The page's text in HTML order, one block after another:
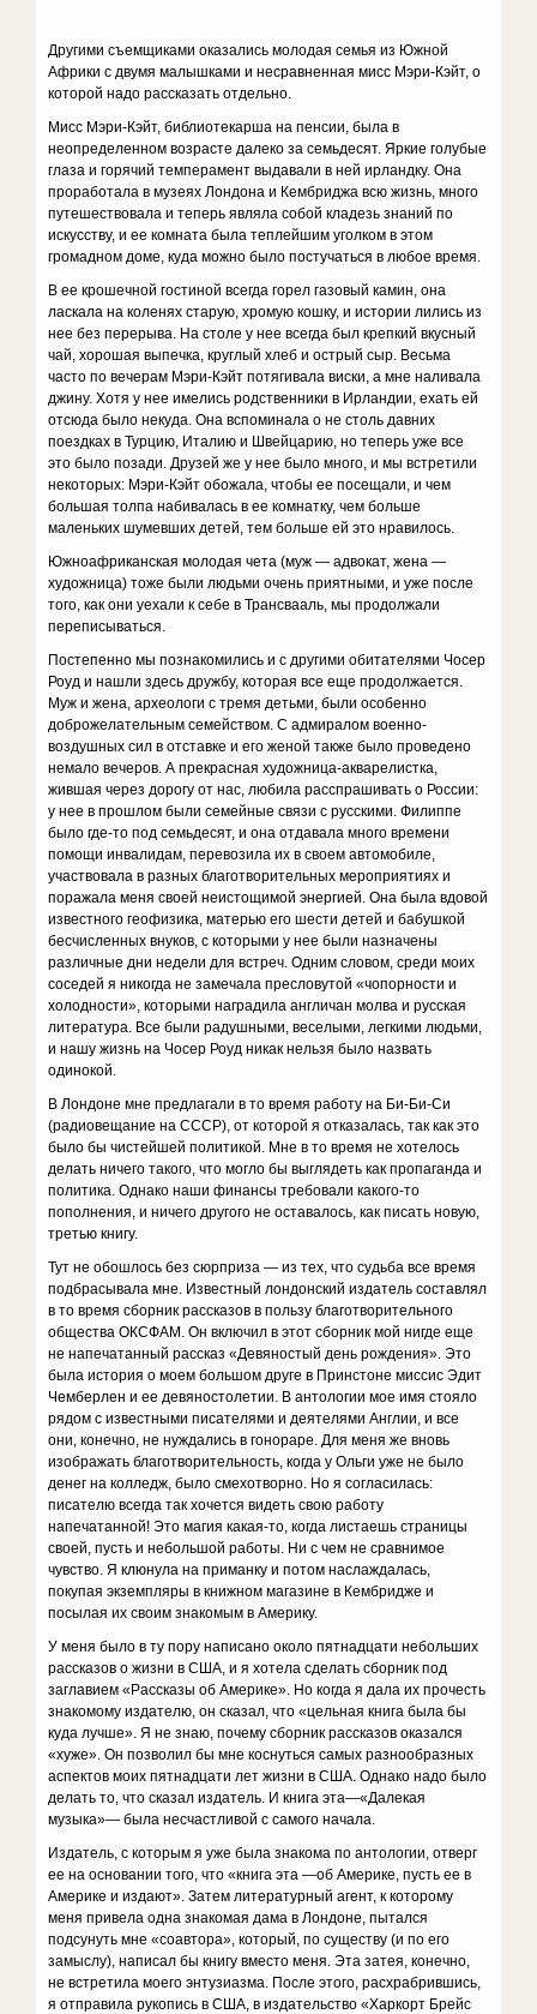
Другими съемщиками оказались молодая семья из Южной
Африки с двумя малышками и несравненная мисс Мэри-Кэйт, о
которой надо рассказать отдельно.
Мисс Мэри-Кэйт, библиотекарша на пенсии, была в
неопределенном возрасте далеко за семьдесят. Яркие голубые
глаза и горячий темперамент выдавали в ней ирландку. Она
проработала в музеях Лондона и Кембриджа всю жизнь, много
путешествовала и теперь являла собой кладезь знаний по
искусству, и ее комната была теплейшим уголком в этом
громадном доме, куда можно было постучаться в любое время.
В ее крошечной гостиной всегда горел газовый камин, она
ласкала на коленях старую, хромую кошку, и истории лились из
нее без перерыва. На столе у нее всегда был крепкий вкусный
чай, хорошая выпечка, круглый хлеб и острый сыр. Весьма
часто по вечерам Мэри-Кэйт потягивала виски, а мне наливала
джину. Хотя у нее имелись родственники в Ирландии, ехать ей
отсюда было некуда. Она вспоминала о не столь давних
поездках в Турцию, Италию и Швейцарию, но теперь уже все
это было позади. Друзей же у нее было много, и мы встретили
некоторых: Мэри-Кэйт обожала, чтобы ее посещали, и чем
большая толпа набивалась в ее комнатку, чем больше
маленьких шумевших детей, тем больше ей это нравилось.
Южноафриканская молодая чета (муж — адвокат, жена —
художница) тоже были людьми очень приятными, и уже после
того, как они уехали к себе в Трансвааль, мы продолжали
переписываться.
Постепенно мы познакомились и с другими обитателями Чосер
Роуд и нашли здесь дружбу, которая все еще продолжается.
Муж и жена, археологи с тремя детьми, были особенно
доброжелательным семейством. С адмиралом военно-
воздушных сил в отставке и его женой также было проведено
немало вечеров. А прекрасная художница-акварелистка,
жившая через дорогу от нас, любила расспрашивать о России:
у нее в прошлом были семейные связи с русскими. Филиппе
было где-то под семьдесят, и она отдавала много времени
помощи инвалидам, перевозила их в своем автомобиле,
участвовала в разных благотворительных мероприятиях и
поражала меня своей неистощимой энергией. Она была вдовой
известного геофизика, матерью его шести детей и бабушкой
бесчисленных внуков, с которыми у нее были назначены
различные дни недели для встреч. Одним словом, среди моих
соседей я никогда не замечала пресловутой «чопорности и
холодности», которыми наградила англичан молва и русская
литература. Все были радушными, веселыми, легкими людьми,
и нашу жизнь на Чосер Роуд никак нельзя было назвать
одинокой.
В Лондоне мне предлагали в то время работу на Би-Би-Си
(радиовещание на СССР), от которой я отказалась, так как это
было бы чистейшей политикой. Мне в то время не хотелось
делать ничего такого, что могло бы выглядеть как пропаганда и
политика. Однако наши финансы требовали какого-то
пополнения, и ничего другого не оставалось, как писать новую,
третью книгу.
Тут не обошлось без сюрприза — из тех, что судьба все время
подбрасывала мне. Известный лондонский издатель составлял
в то время сборник рассказов в пользу благотворительного
общества ОКСФАМ. Он включил в этот сборник мой нигде еще
не напечатанный рассказ «Девяностый день рождения». Это
была история о моем большом друге в Принстоне миссис Эдит
Чемберлен и ее девяностолетии. В антологии мое имя стояло
рядом с известными писателями и деятелями Англии, и все
они, конечно, не нуждались в гонораре. Для меня же вновь
изображать благотворительность, когда у Ольги уже не было
денег на колледж, было смехотворно. Но я согласилась:
писателю всегда так хочется видеть свою работу
напечатанной! Это магия какая-то, когда листаешь страницы
своей, пусть и небольшой работы. Ни с чем не сравнимое
чувство. Я клюнула на приманку и потом наслаждалась,
покупая экземпляры в книжном магазине в Кембридже и
посылая их своим знакомым в Америку.
У меня было в ту пору написано около пятнадцати небольших
рассказов о жизни в США, и я хотела сделать сборник под
заглавием «Рассказы об Америке». Но когда я дала их прочесть
знакомому издателю, он сказал, что «цельная книга была бы
куда лучше». Я не знаю, почему сборник рассказов оказался
«хуже». Он позволил бы мне коснуться самых разнообразных
аспектов моих пятнадцати лет жизни в США. Однако надо было
делать то, что сказал издатель. И книга эта—«Далекая
музыка»— была несчастливой с самого начала.
Издатель, с которым я уже была знакома по антологии, отверг
ее на основании того, что «книга эта —об Америке, пусть ее в
Америке и издают». Затем литературный агент, к которому
меня привела одна знакомая дама в Лондоне, пытался
подсунуть мне «соавтора», который, по существу (и по его
замыслу), написал бы книгу вместо меня. Эта затея, конечно,
не встретила моего энтузиазма. После этого, расхрабрившись,
я отправила рукопись в США, в издательство «Харкорт Брейс